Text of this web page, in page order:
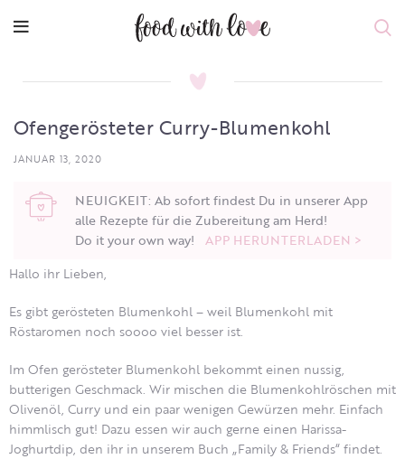
Ofengerösteter Curry-Blumenkohl
JANUAR 13, 2020
NEUIGKEIT: Ab sofort findest Du in unserer App
alle Rezepte für die Zubereitung am Herd!
Do it your own way! APP HERUNTERLADEN >
Hallo ihr Lieben,
Es gibt gerösteten Blumenkohl – weil Blumenkohl mit
Röstaromen noch soooo viel besser ist.
Im Ofen gerösteter Blumenkohl bekommt einen nussig,
butterigen Geschmack. Wir mischen die Blumenkohlröschen mit
Olivenöl, Curry und ein paar wenigen Gewürzen mehr. Einfach
himmlisch gut! Dazu essen wir auch gerne einen Harissa-
Joghurtdip, den ihr in unserem Buch „Family & Friends“ findet.